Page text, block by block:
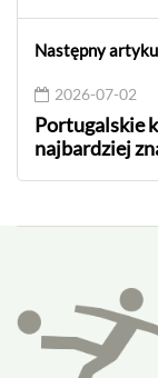
Następny
2026-07-02
Portugalskie
najbardziej